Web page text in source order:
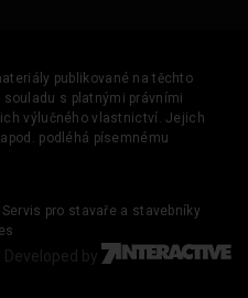
publikované na těchto
s platnými právními
výlučného vlastnictví. Jejich
podléhá písemnému
Servis pro stavaře a stavebníky
Developed by